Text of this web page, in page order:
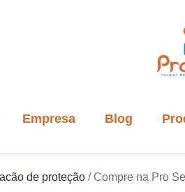
Empresa Blog
de proteção / Compre na Pro